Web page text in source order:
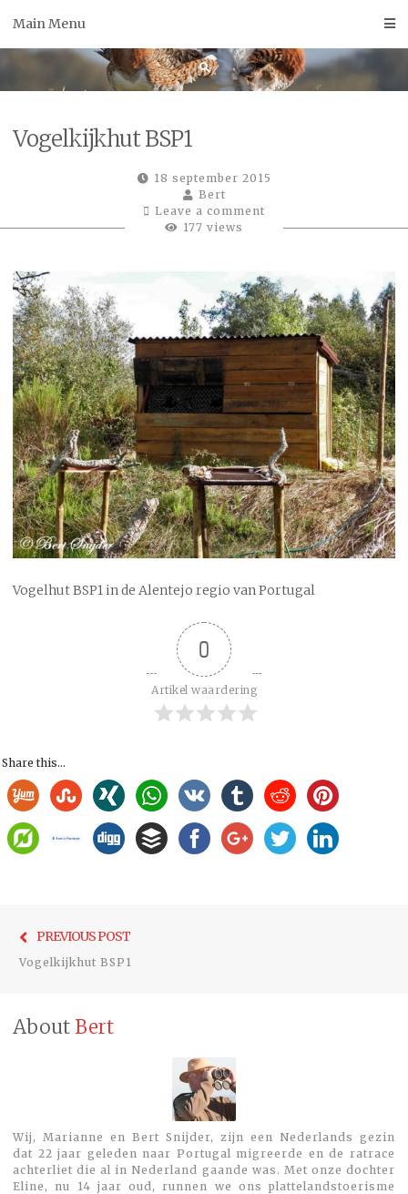
Main Menu
Vogelkijkhut BSP1
18 september 2015
Bert
Leave a comment
177 views
Vogelhut BSP1 in de Alentejo regio van Portugal
0
Artikel waardering
Share this...
navigatie
PREVIOUS POST
Vogelkijkhut BSP1
About Bert
Wij, Marianne en Bert Snijder, zijn een Nederlands gezin
dat 22 jaar geleden naar Portugal migreerde en de ratrace
achterliet die al in Nederland gaande was. Met onze dochter
Eline, nu 14 jaar oud, runnen we ons plattelandstoerisme